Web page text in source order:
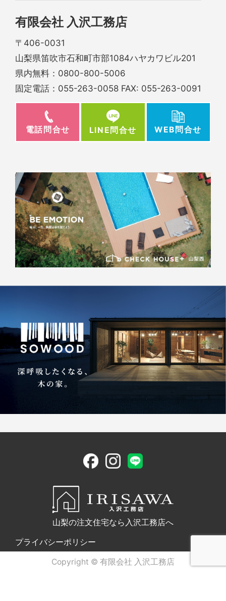
有限会社 入沢工務店
〒406-0031
山梨県笛吹市石和町市部1084ハヤカワビル201
県内無料： 0800-800-5006
固定電話： 055-263-0058 FAX: 055-263-0091
電話問合せ LINE問合せ WEB問合せ
山梨の注文住宅なら入沢工務店へ
プライバシーポリシー
Copyright © 有限会社 入沢工務店